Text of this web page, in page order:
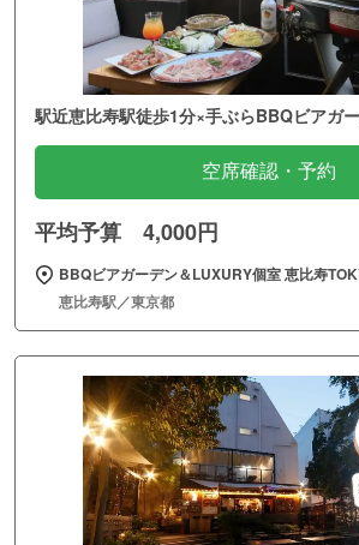
駅近恵比寿駅徒歩1分×手ぶらBBQビアガ
空席確認・予約
平均予算 4,000円
BBQビアガーデン＆LUXURY個室 恵比寿
恵比寿駅／東京都